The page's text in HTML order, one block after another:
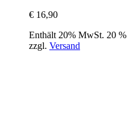
€ 16,90
Enthält 20% MwSt. 20 %
zzgl. Versand